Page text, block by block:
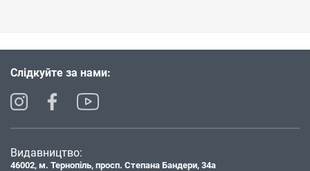
Слідкуйте за нами:
Видавництво:
46002, м. Тернопіль, просп. Степана Бандери, 34а